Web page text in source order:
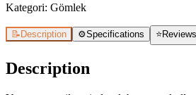
Kategori: Gömlek
📝 Description ⚙️Specifications ⭐Reviews
Description